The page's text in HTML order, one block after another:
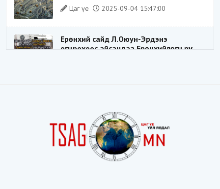
хуримтлал”
Цаг үе 2025-09-04 15:47:00
Ерөнхий сайд Л.Оюун-Эрдэнэ
огцрохоос айсандаа Ерөнхийлөгч рүү
Видёо: ХУУЛЬ ЗӨРЧИН СОНГОГДСОН
ХУУЛЬ ТОГТООГЧ